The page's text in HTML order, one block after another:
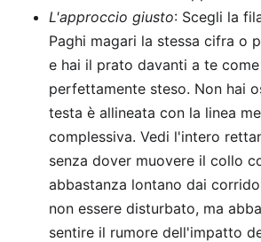
L'approccio giusto: Scegli la
Paghi magari la stessa cifra o
e hai il prato davanti a te
perfettamente steso. Non hai
testa è allineata con la linea
complessiva. Vedi l'intero
senza dover muovere il collo
abbastanza lontano dai
non essere disturbato, ma
sentire il rumore dell'impatto